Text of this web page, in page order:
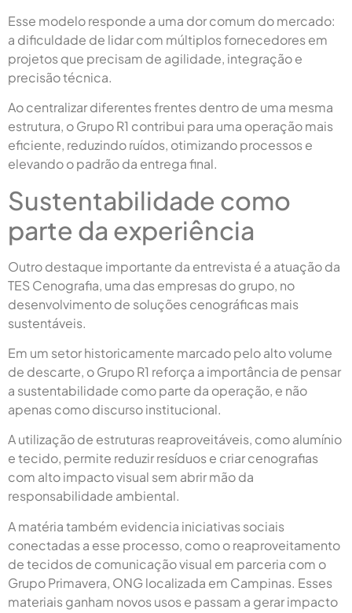
Esse modelo responde a uma dor comum do mercado:
a dificuldade de lidar com múltiplos fornecedores em
projetos que precisam de agilidade, integração e
precisão técnica.
Ao centralizar diferentes frentes dentro de uma mesma
estrutura, o Grupo R1 contribui para uma operação mais
eficiente, reduzindo ruídos, otimizando processos e
elevando o padrão da entrega final.
Sustentabilidade como
parte da experiência
Outro destaque importante da entrevista é a atuação da
TES Cenografia, uma das empresas do grupo, no
desenvolvimento de soluções cenográficas mais
sustentáveis.
Em um setor historicamente marcado pelo alto volume
de descarte, o Grupo R1 reforça a importância de pensar
a sustentabilidade como parte da operação, e não
apenas como discurso institucional.
A utilização de estruturas reaproveitáveis, como alumínio
e tecido, permite reduzir resíduos e criar cenografias
com alto impacto visual sem abrir mão da
responsabilidade ambiental.
A matéria também evidencia iniciativas sociais
conectadas a esse processo, como o reaproveitamento
de tecidos de comunicação visual em parceria com o
Grupo Primavera, ONG localizada em Campinas. Esses
materiais ganham novos usos e passam a gerar impacto